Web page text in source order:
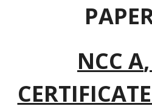
NCC A,